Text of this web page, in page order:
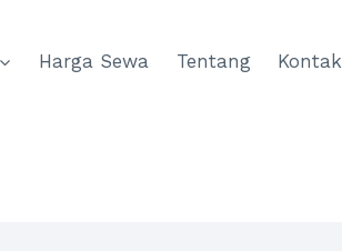
Harga Sewa Tentang Kontak